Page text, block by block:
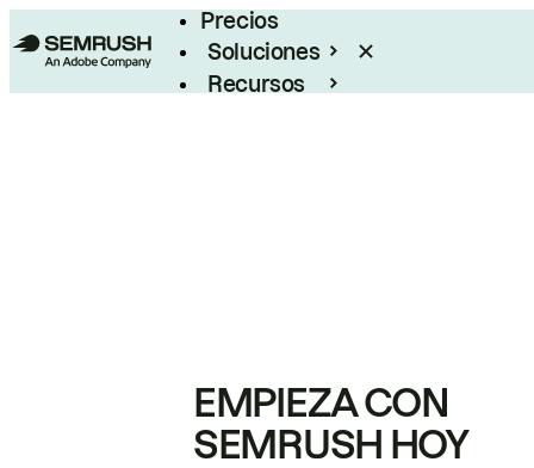
Precios
Soluciones
Recursos
EMPIEZA CON
SEMRUSH HOY